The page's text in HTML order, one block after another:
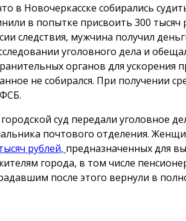
в Новочеркасске собирались
в попытке присвоить 300 тысяч
следствия, мужчина получил
уголовного дела и
органов для ускорения
не собирался. При получении
суд передали уголовное
почтового отделения.
рублей, предназначенных для
города, в том числе
после этого вернули в